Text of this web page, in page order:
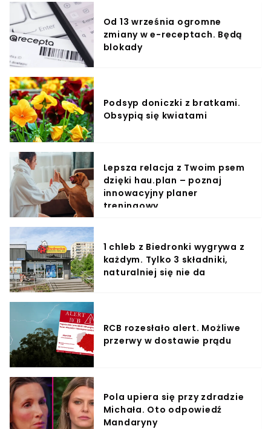
Od 13 września ogromne
zmiany w e-receptach. Będą
blokady
Podsyp doniczki z bratkami.
Obsypią się kwiatami
Lepsza relacja z Twoim psem
dzięki hau.plan – poznaj
innowacyjny planer
treningowy
1 chleb z Biedronki wygrywa z
każdym. Tylko 3 składniki,
naturalniej się nie da
RCB rozesłało alert. Możliwe
przerwy w dostawie prądu
Pola upiera się przy zdradzie
Michała. Oto odpowiedź
Mandaryny